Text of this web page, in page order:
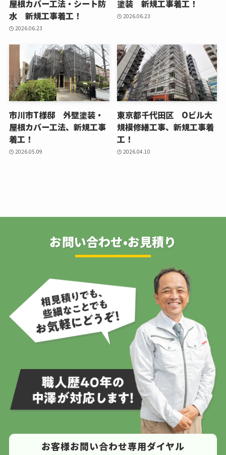
屋根カバー工法・シート防
水 新規工事着工！
2026.06.23
塗装 新規工事着工！
2026.06.23
市川市T様邸 外壁塗装・
屋根カバー工法、新規工事
着工！
2026.05.09
東京都千代田区 Oビル大
規模修繕工事、新規工事着
工！
2026.04.10
お問い合わせ•お見積り
お客様お問い合わせ専用ダイヤル